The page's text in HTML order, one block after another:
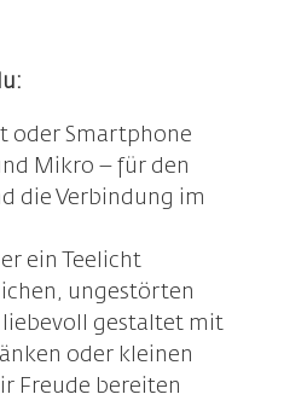
oder Smartphone
Mikro – für den
die Verbindung im
ein Teelicht
ungestörten
liebevoll gestaltet mit
oder kleinen
Freude bereiten